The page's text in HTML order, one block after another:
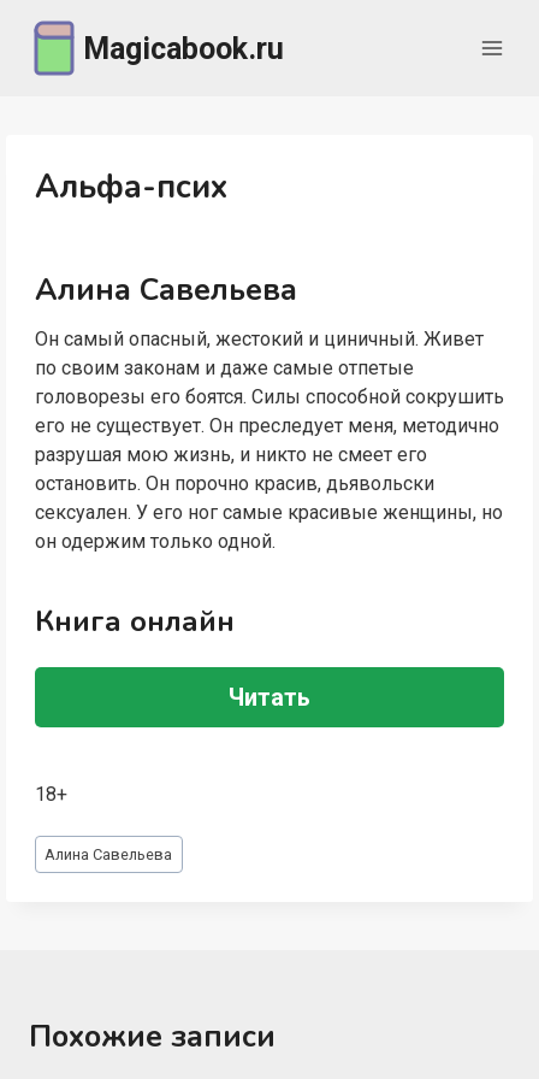
содержимому
Magicabook.ru
Альфа-псих
Алина Савельева
Он самый опасный, жестокий и циничный. Живет
по своим законам и даже самые отпетые
головорезы его боятся. Силы способной сокрушить
его не существует. Он преследует меня, методично
разрушая мою жизнь, и никто не смеет его
остановить. Он порочно красив, дьявольски
сексуален. У его ног самые красивые женщины, но
он одержим только одной.
Книга онлайн
Читать
18+
Метки
записи:
Алина Савельева
Похожие записи